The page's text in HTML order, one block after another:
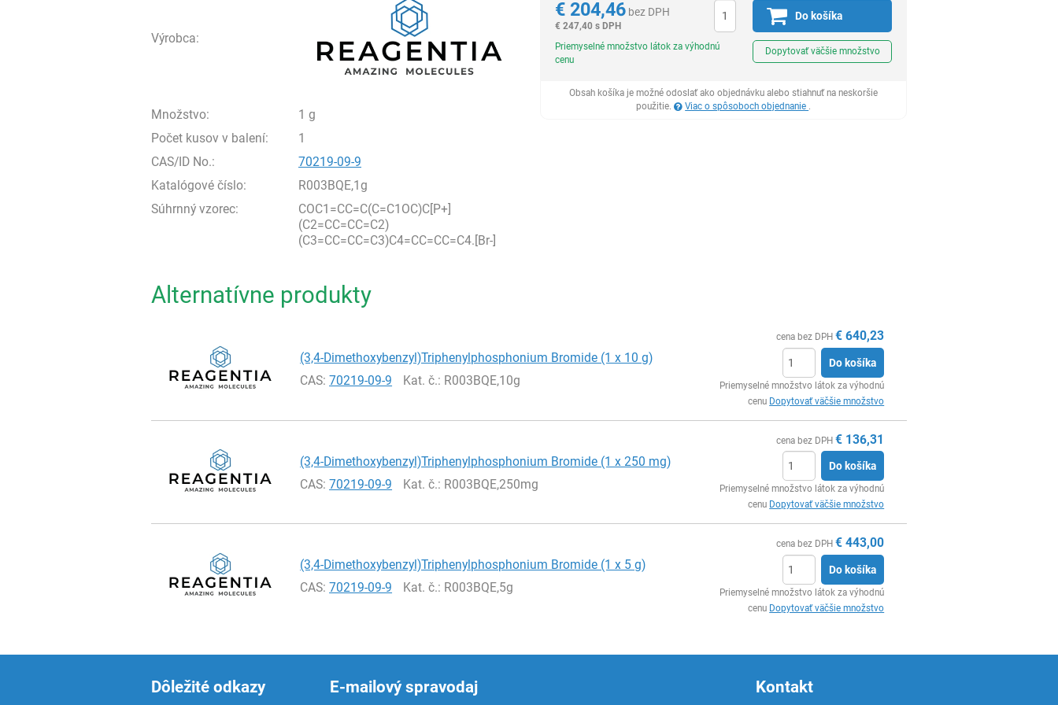
Výrobca:
Množstvo:
1 g
Počet kusov v balení:
1
CAS/ID No.:
70219-09-9
Katalógové číslo:
R003BQE,1g
Súhrnný vzorec:
COC1=CC=C(C=C1OC)C[P+]
(C2=CC=CC=C2)
(C3=CC=CC=C3)C4=CC=CC=C4.[Br-]
€204,46 bez DPH
€ 247,40 s DPH
Ks
Do košíka
Priemyselné množstvo látok za výhodnú
cenu
Dopytovať väčšie množstvo
Obsah košíka je možné odoslať ako objednávku alebo stiahnuť na neskoršie
použitie.
Viac o spôsoboch objednanie .
Alternatívne produkty
(3,4-Dimethoxybenzyl)Triphenylphosphonium Bromide (1 x 10 g)
CAS:70219-09-9 Kat. č.: R003BQE,10g
cena bez DPH € 640,23
Do košíka
Priemyselné množstvo látok za výhodnú
cenu Dopytovať väčšie množstvo
(3,4-Dimethoxybenzyl)Triphenylphosphonium Bromide (1 x 250 mg)
CAS:70219-09-9 Kat. č.: R003BQE,250mg
cena bez DPH € 136,31
Do košíka
Priemyselné množstvo látok za výhodnú
cenu Dopytovať väčšie množstvo
(3,4-Dimethoxybenzyl)Triphenylphosphonium Bromide (1 x 5 g)
CAS:70219-09-9 Kat. č.: R003BQE,5g
cena bez DPH € 443,00
Do košíka
Priemyselné množstvo látok za výhodnú
cenu Dopytovať väčšie množstvo
Dôležité odkazy E-mailový spravodaj Kontakt